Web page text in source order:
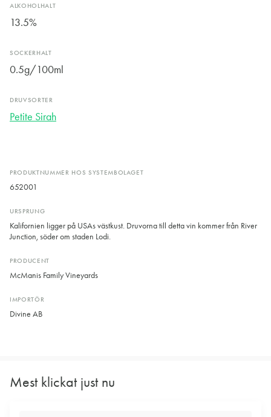
PRODUKTNUMMER HOS SYSTEMBOLAGET
652001
URSPRUNG
Kalifornien ligger på USAs västkust. Druvorna till detta vin kommer från River
Junction, söder om staden Lodi.
PRODUCENT
McManis Family Vineyards
IMPORTÖR
Divine AB
ALKOHOLHALT
13.5%
SOCKERHALT
0.5g/100ml
DRUVSORTER
Petite Sirah
Mest klickat just nu